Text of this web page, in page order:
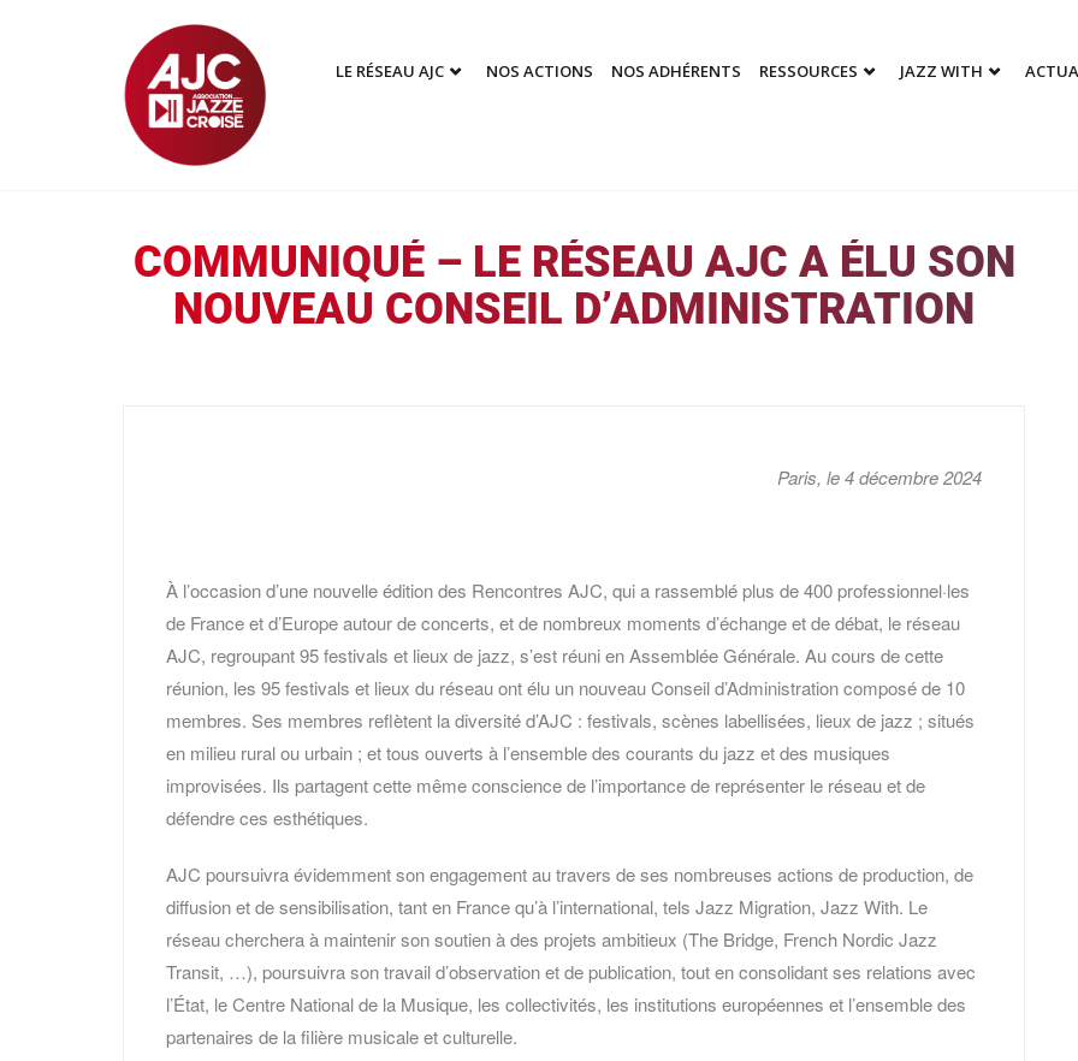
LE RÉSEAU AJC NOS ACTIONS NOS ADHÉRENTS RESSOURCES JAZZ WITH
COMMUNIQUÉ – LE RÉSEAU AJC A ÉLU SON
NOUVEAU CONSEIL D’ADMINISTRATION
Paris, le 4 décembre 2024
À l’occasion d’une nouvelle édition des Rencontres AJC, qui a rassemblé plus de 400 professionnel·les
de France et d’Europe autour de concerts, et de nombreux moments d’échange et de débat, le réseau
AJC, regroupant 95 festivals et lieux de jazz, s’est réuni en Assemblée Générale. Au cours de cette
réunion, les 95 festivals et lieux du réseau ont élu un nouveau Conseil d’Administration composé de 10
membres. Ses membres reflètent la diversité d’AJC : festivals, scènes labellisées, lieux de jazz ; situés
en milieu rural ou urbain ; et tous ouverts à l’ensemble des courants du jazz et des musiques
improvisées. Ils partagent cette même conscience de l’importance de représenter le réseau et de
défendre ces esthétiques.
AJC poursuivra évidemment son engagement au travers de ses nombreuses actions de production, de
diffusion et de sensibilisation, tant en France qu’à l’international, tels Jazz Migration, Jazz With. Le
réseau cherchera à maintenir son soutien à des projets ambitieux (The Bridge, French Nordic Jazz
Transit, …), poursuivra son travail d’observation et de publication, tout en consolidant ses relations avec
l’État, le Centre National de la Musique, les collectivités, les institutions européennes et l’ensemble des
partenaires de la filière musicale et culturelle.